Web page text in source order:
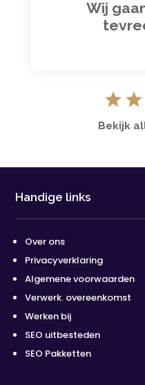
Wij
Bekijk
Handige links
Over ons
Privacyverklaring
Algemene voorwaarden
Verwerk. overeenkomst
Werken bij
SEO uitbesteden
SEO Pakketten